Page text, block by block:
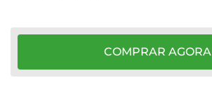
COMPRAR AGORA